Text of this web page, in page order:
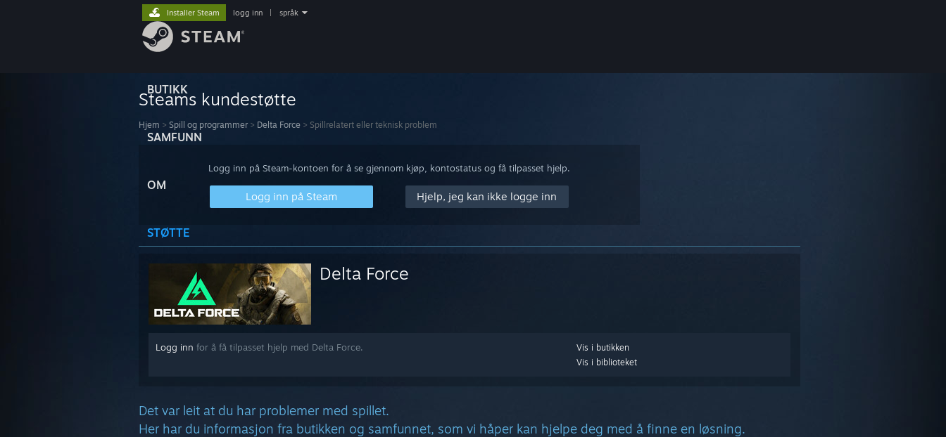
BUTIKK
SAMFUNN
OM
STØTTE
Installer Steam logg inn språk
Steams kundestøtte
Hjem > Spill og programmer > Delta Force > Spillrelatert eller teknisk problem
Logg inn på Steam-kontoen for å se gjennom kjøp, kontostatus og få tilpasset hjelp.
Logg inn på Steam Hjelp, jeg kan ikke logge inn
Delta Force
Vis i butikken
Vis i biblioteket
Logg inn for å få tilpasset hjelp med Delta Force.
Det var leit at du har problemer med spillet.
Her har du informasjon fra butikken og samfunnet, som vi håper kan hjelpe deg med å finne en løsning.